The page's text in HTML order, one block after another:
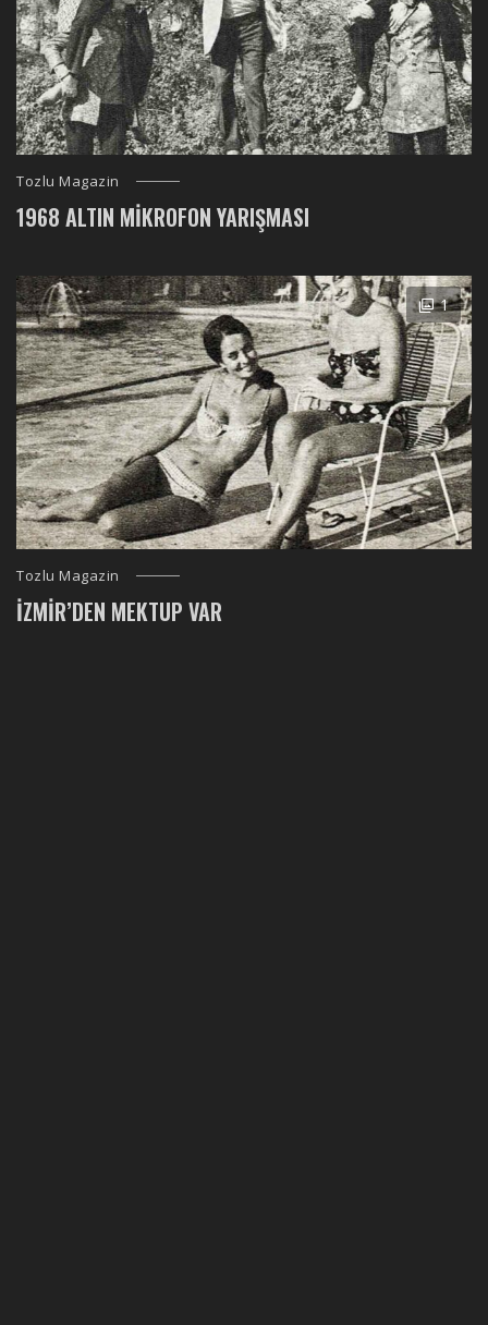
Tozlu Magazin
1968 ALTIN MIKROFON YARIŞMASI
1
Tozlu Magazin
İZMIR’DEN MEKTUP VAR